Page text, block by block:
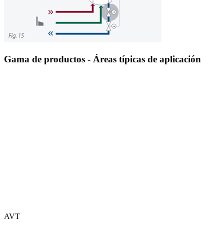
Gama de productos - Áreas típicas de aplicación
AVT